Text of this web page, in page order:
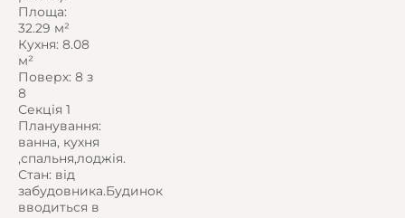
Площа:
32.29 м²
Кухня: 8.08
м²
Поверх: 8 з
8
Секція 1
Планування:
ванна, кухня
,спальня,лоджія.
Стан: від
забудовника.Будинок
вводиться в